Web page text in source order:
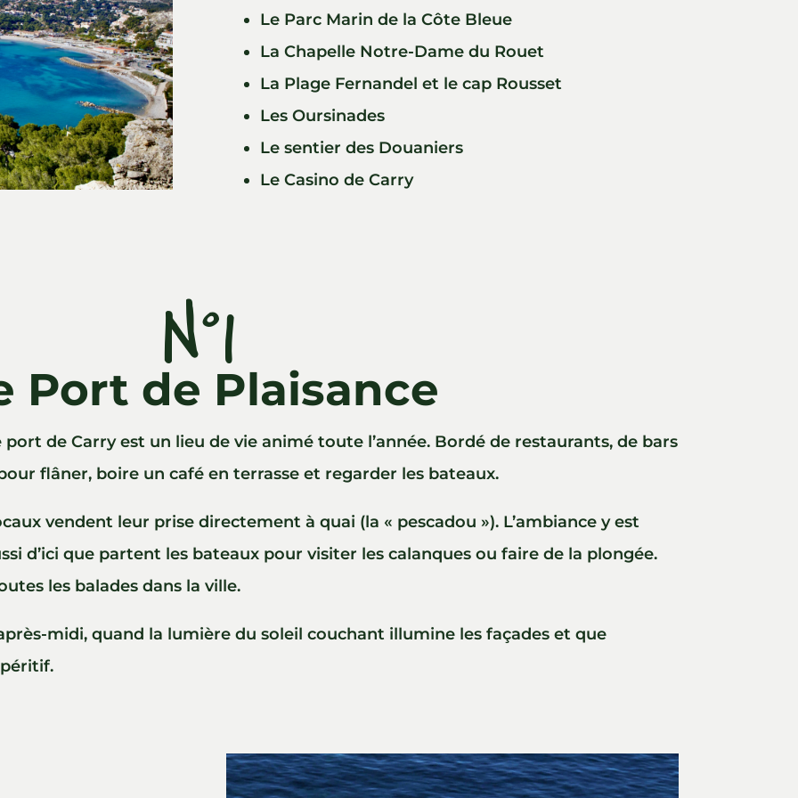
Le Parc Marin de la Côte Bleue
La Chapelle Notre-Dame du Rouet
La Plage Fernandel et le cap Rousset
Les Oursinades
Le sentier des Douaniers
Le Casino de Carry
N°1
Port de Plaisance
de Carry est un lieu de vie animé toute l’année. Bordé de restaurants, de bars
flâner, boire un café en terrasse et regarder les bateaux.
vendent leur prise directement à quai (la « pescadou »). L’ambiance y est
d’ici que partent les bateaux pour visiter les calanques ou faire de la plongée.
les balades dans la ville.
midi, quand la lumière du soleil couchant illumine les façades et que